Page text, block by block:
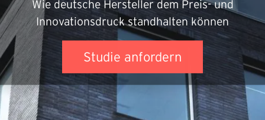
Wie deutsche Hersteller dem Preis- und
Innovationsdruck standhalten können
Studie anfordern
Infrastruktur
Logistik